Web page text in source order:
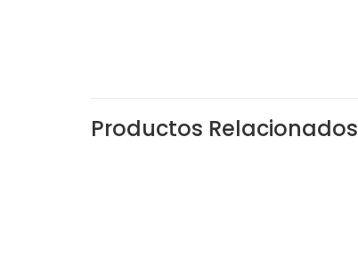
Productos Relacionados